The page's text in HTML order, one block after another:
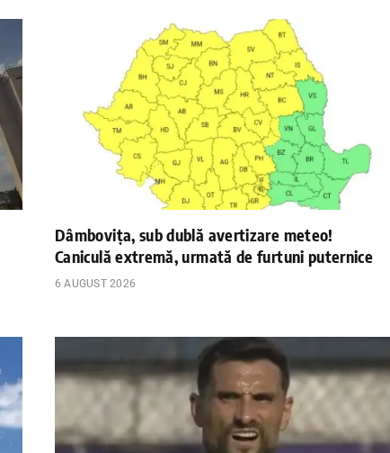
Dâmbovița, sub dublă avertizare meteo!
Caniculă extremă, urmată de furtuni puternice
6 AUGUST 2026